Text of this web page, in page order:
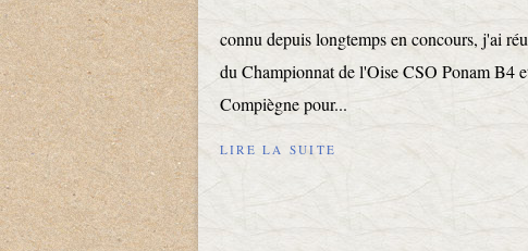
connu depuis longtemps en concours, j'ai
du Championnat de l'Oise CSO Ponam B4
Compiègne pour...
LIRE LA SUITE